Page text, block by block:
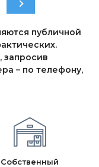
публичной
запросив
– по телефону,
Собственный